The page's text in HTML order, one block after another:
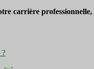
carrière
?